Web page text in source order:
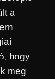
a
hogy
meg